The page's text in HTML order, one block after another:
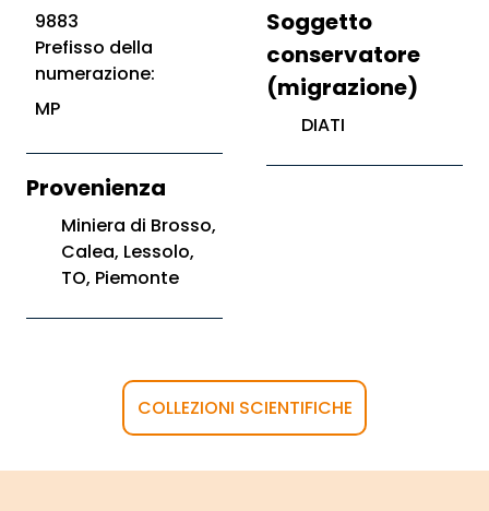
9883
Prefisso della
numerazione:
MP
Provenienza
Miniera di Brosso,
Calea, Lessolo,
TO, Piemonte
Soggetto
conservatore
(migrazione)
DIATI
COLLEZIONI SCIENTIFICHE